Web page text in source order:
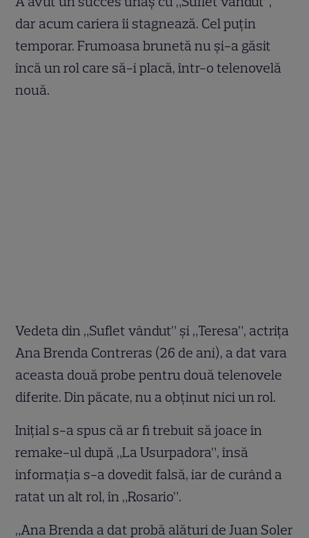
dar acum cariera îi stagnează. Cel puţin
temporar. Frumoasa brunetă nu şi-a găsit
încă un rol care să-i placă, într-o telenovelă
nouă.
Vedeta din „Suflet vândut” şi „Teresa”, actriţa
Ana Brenda Contreras (26 de ani), a dat vara
aceasta două probe pentru două telenovele
diferite. Din păcate, nu a obţinut nici un rol.
Iniţial s-a spus că ar fi trebuit să joace în
remake-ul după „La Usurpadora”, însă
informaţia s-a dovedit falsă, iar de curând a
ratat un alt rol, în „Rosario”.
„Ana Brenda a dat probă alături de Juan Soler